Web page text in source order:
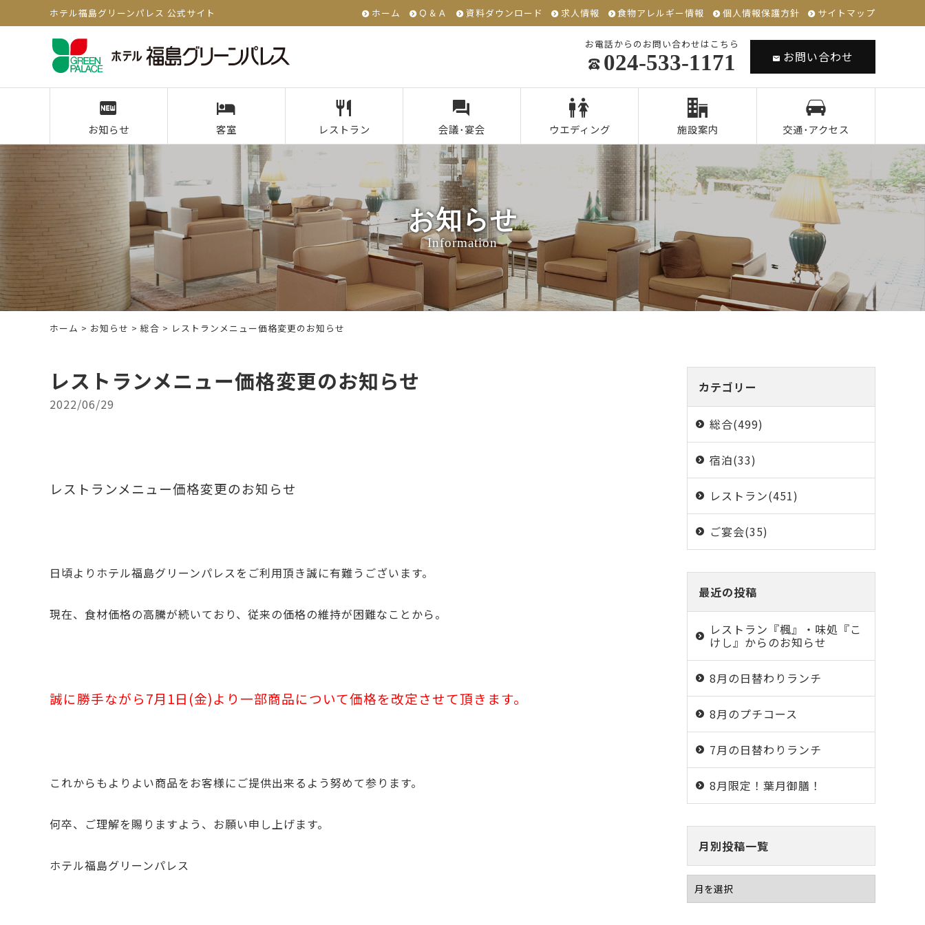
ホテル福島グリーンパレス 公式サイト ホーム Ｑ＆Ａ 資料ダウンロード 求人情報 食物アレルギー情報 個人情報保護方針 サイトマップ
お電話からのお問い合わせはこちら
024-533-1171 お問い合わせ
お知らせ 客室 レストラン 会議･宴会 ウエディング 施設案内 交通･アクセス
お知らせ
Information
ホーム > お知らせ > 総合 > レストランメニュー価格変更のお知らせ
レストランメニュー価格変更のお知らせ
2022/06/29
レストランメニュー価格変更のお知らせ
日頃よりホテル福島グリーンパレスをご利用頂き誠に有難うございます。
現在、食材価格の高騰が続いており、従来の価格の維持が困難なことから。
誠に勝手ながら7月1日(金)より一部商品について価格を改定させて頂きます。
これからもよりよい商品をお客様にご提供出来るよう努めて参ります。
何卒、ご理解を賜りますよう、お願い申し上げます。
ホテル福島グリーンパレス
カテゴリー
総合(499)
宿泊(33)
レストラン(451)
ご宴会(35)
最近の投稿
レストラン『楓』・味処『こ
けし』からのお知らせ
8月の日替わりランチ
8月のプチコース
7月の日替わりランチ
8月限定！葉月御膳！
月別投稿一覧